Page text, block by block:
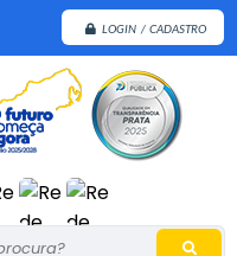
LOGIN / CADASTRO